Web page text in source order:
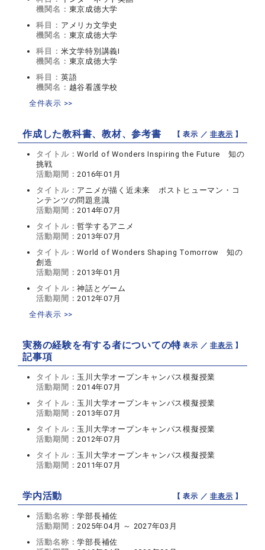
機関名： 東京成徳大学
科目： アメリカ文学史
機関名： 東京成徳大学
科目： 米文学特別講義I
機関名： 東京成徳大学
科目： 英語
機関名： 越谷看護学校
全件表示 >>
作成した教科書、教材、参考書 【 表示 ／非表示 】
タイトル：World of Wonders Inspiring the Future 知の
挑戦
活動期間：2016年01月
タイトル： アニメが描く近未来 ポストヒューマン・コ
ンテンツの問題意識
活動期間：2014年07月
タイトル：哲学するアニメ
活動期間：2013年07月
タイトル：World of Wonders Shaping Tomorrow 知の
創造
活動期間：2013年01月
タイトル：神話とゲーム
活動期間：2012年07月
全件表示 >>
実務の経験を有する者についての特
記事項
【 表示 ／非表示 】
タイトル： 玉川大学オープンキャンパス模擬授業
活動期間：2014年07月
タイトル： 玉川大学オープンキャンパス模擬授業
活動期間：2013年07月
タイトル： 玉川大学オープンキャンパス模擬授業
活動期間：2012年07月
タイトル： 玉川大学オープンキャンパス模擬授業
活動期間：2011年07月
学内活動 【 表示 ／非表示 】
活動名称：学部長補佐
活動期間：2025年04月 ～ 2027年03月
活動名称：学部長補佐